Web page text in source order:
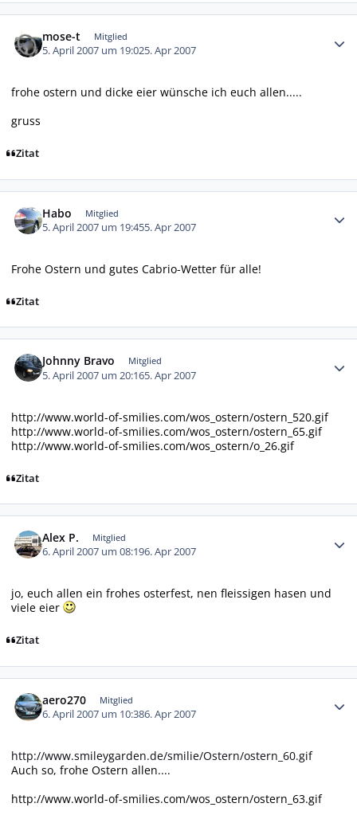
mose-t Mitglied
5. April 2007 um 19:025. Apr 2007
frohe ostern und dicke eier wünsche ich euch allen.....
gruss
Zitat
Habo Mitglied
5. April 2007 um 19:455. Apr 2007
Frohe Ostern und gutes Cabrio-Wetter für alle!
Zitat
Johnny Bravo Mitglied
5. April 2007 um 20:165. Apr 2007
http://www.world-of-smilies.com/wos_ostern/ostern_520.gif
http://www.world-of-smilies.com/wos_ostern/ostern_65.gif
http://www.world-of-smilies.com/wos_ostern/o_26.gif
Zitat
Alex P. Mitglied
6. April 2007 um 08:196. Apr 2007
jo, euch allen ein frohes osterfest, nen fleissigen hasen und
viele eier
Zitat
aero270 Mitglied
6. April 2007 um 10:386. Apr 2007
http://www.smileygarden.de/smilie/Ostern/ostern_60.gif
Auch so, frohe Ostern allen....
http://www.world-of-smilies.com/wos_ostern/ostern_63.gif